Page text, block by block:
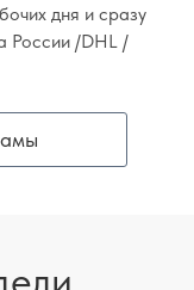
дня и сразу
России /DHL /